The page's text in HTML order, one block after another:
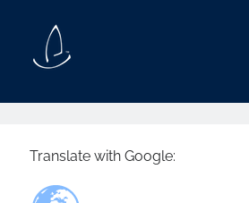
Translate with Google: